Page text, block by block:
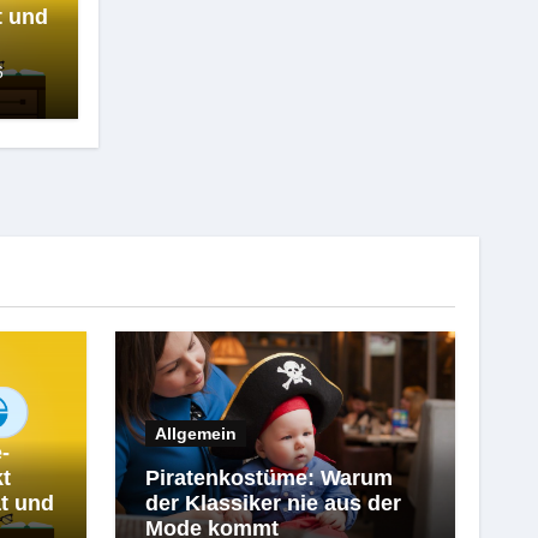
und
und
Allgemein
Piratenkostüme: Warum
der Klassiker nie aus der
Mode kommt